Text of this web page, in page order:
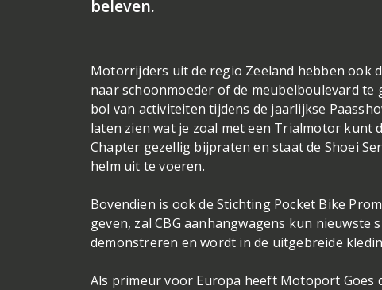
beleven.
Motorrijders uit de regio Zeeland hebben ook
naar schoonmoeder of de meubelboulevard te
bol van activiteiten tijdens de jaarlijkse
laten zien wat je zoal met een Trialmotor kunt
Chapter gezellig bijpraten en staat de Shoei
helm uit te voeren.
Bovendien is ook de Stichting Pocket Bike
geven, zal CBG aanhangwagens kun
demonstreren en wordt in de uitgebreide
Als primeur voor Europa heeft Motoport Goes